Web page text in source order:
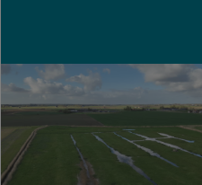
Landbouwers ruilen
aardappelen en
voor ecoregelingen, maar
verstandig?